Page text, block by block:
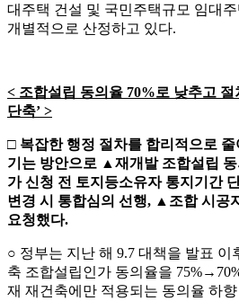
대주택 건설 및 국민주택규모 임대
개별적으로 산정하고 있다.
< 조합설립 동의율 70%로 낮추고 절
단축’ >
□ 복잡한 행정 절차를 합리적으로
기는 방안으로 ▲ 재개발 조합설립
가 신청 전 토지등소유자 통지기간
변경 시 통합심의 선행, ▲ 조합 시공
요청했다.
○ 정부는 지난 해 9.7 대책을 발표 이
축 조합설립인가 동의율을
재 재건축에만 적용되는 동의율 하